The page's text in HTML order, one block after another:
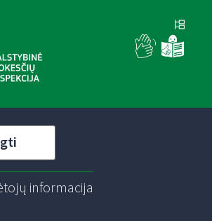
informacija